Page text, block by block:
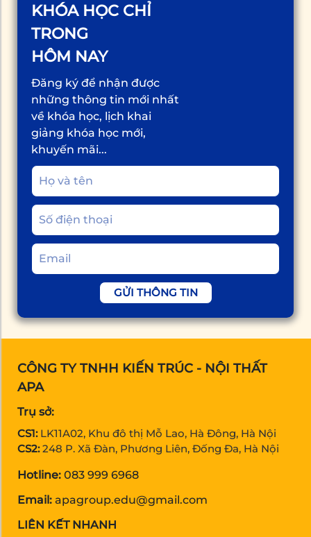
KHÓA HỌC CHỈ
TRONG
HÔM NAY
Đăng ký để nhận được
những thông tin mới nhất
về khóa học, lịch khai
giảng khóa học mới,
khuyến mãi...
GỬI THÔNG TIN
CÔNG TY TNHH KIẾN TRÚC - NỘI THẤT
APA
Trụ sở:
CS1: LK11A02, Khu đô thị Mỗ Lao, Hà Đông, Hà Nội
CS2: 248 P. Xã Đàn, Phương Liên, Đống Đa, Hà Nội
Hotline: 083 999 6968
Email: apagroup.edu@gmail.com
LIÊN KẾT NHANH